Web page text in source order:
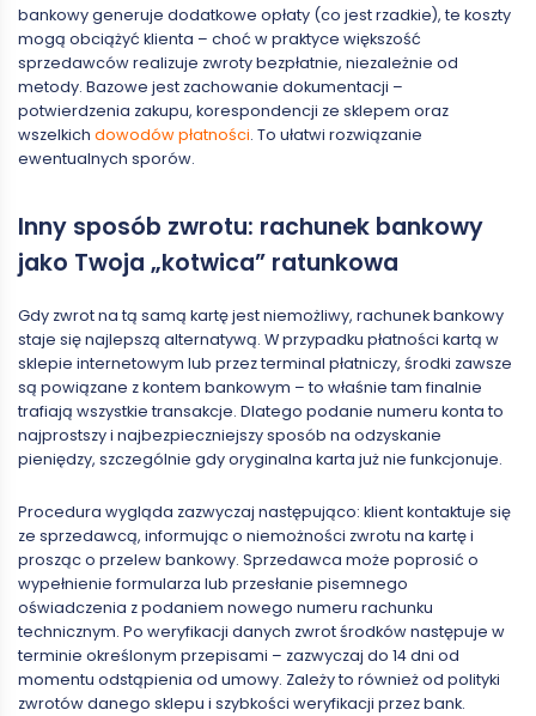
bankowy generuje dodatkowe opłaty (co jest rzadkie), te koszty
mogą obciążyć klienta – choć w praktyce większość
sprzedawców realizuje zwroty bezpłatnie, niezależnie od
metody. Bazowe jest zachowanie dokumentacji –
potwierdzenia zakupu, korespondencji ze sklepem oraz
wszelkich dowodów płatności. To ułatwi rozwiązanie
ewentualnych sporów.
Inny sposób zwrotu: rachunek bankowy
jako Twoja „kotwica” ratunkowa
Gdy zwrot na tą samą kartę jest niemożliwy, rachunek bankowy
staje się najlepszą alternatywą. W przypadku płatności kartą w
sklepie internetowym lub przez terminal płatniczy, środki zawsze
są powiązane z kontem bankowym – to właśnie tam finalnie
trafiają wszystkie transakcje. Dlatego podanie numeru konta to
najprostszy i najbezpieczniejszy sposób na odzyskanie
pieniędzy, szczególnie gdy oryginalna karta już nie funkcjonuje.
Procedura wygląda zazwyczaj następująco: klient kontaktuje się
ze sprzedawcą, informując o niemożności zwrotu na kartę i
prosząc o przelew bankowy. Sprzedawca może poprosić o
wypełnienie formularza lub przesłanie pisemnego
oświadczenia z podaniem nowego numeru rachunku
technicznym. Po weryfikacji danych zwrot środków następuje w
terminie określonym przepisami – zazwyczaj do 14 dni od
momentu odstąpienia od umowy. Zależy to również od polityki
zwrotów danego sklepu i szybkości weryfikacji przez bank.